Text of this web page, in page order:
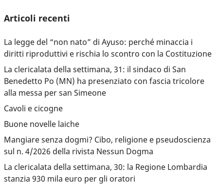
Articoli recenti
La legge del “non nato” di Ayuso: perché minaccia i
diritti riproduttivi e rischia lo scontro con la Costituzione
La clericalata della settimana, 31: il sindaco di San
Benedetto Po (MN) ha presenziato con fascia tricolore
alla messa per san Simeone
Cavoli e cicogne
Buone novelle laiche
Mangiare senza dogmi? Cibo, religione e pseudoscienza
sul n. 4/2026 della rivista Nessun Dogma
La clericalata della settimana, 30: la Regione Lombardia
stanzia 930 mila euro per gli oratori